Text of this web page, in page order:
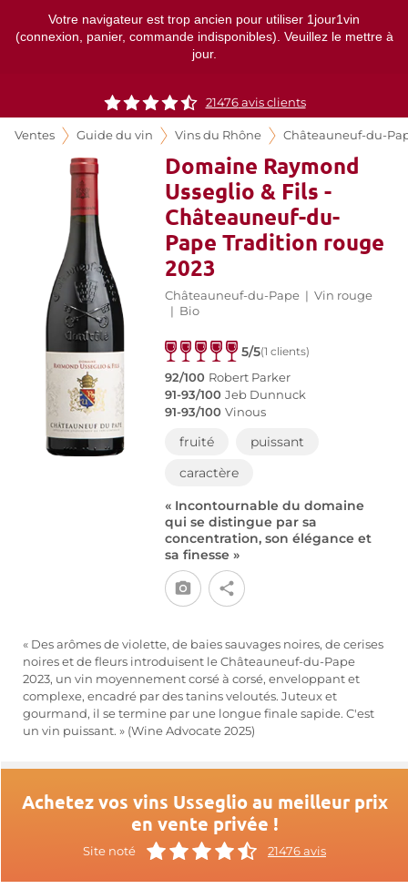
Votre navigateur est trop ancien pour utiliser 1jour1vin
(connexion, panier, commande indisponibles). Veuillez le mettre à
jour.
21476avis clients
Ventes Guide du vin Vins du Rhône Châteauneuf-du-
Domaine Raymond
Usseglio & Fils -
Châteauneuf-du-
Pape Tradition rouge
2023
Châteauneuf-du-Pape | Vin rouge
| Bio
5/5(1 clients)
92/100 Robert Parker
91-93/100 Jeb Dunnuck
91-93/100 Vinous
fruité
puissant
caractère
« Incontournable du domaine
qui se distingue par sa
concentration, son élégance et
sa finesse »
« Des arômes de violette, de baies sauvages noires, de cerises
noires et de fleurs introduisent le Châteauneuf-du-Pape
2023, un vin moyennement corsé à corsé, enveloppant et
complexe, encadré par des tanins veloutés. Juteux et
gourmand, il se termine par une longue finale sapide. C'est
un vin puissant. » (Wine Advocate 2025)
Achetez vos vins Usseglio au meilleur prix
en vente privée !
Site noté 21476 avis